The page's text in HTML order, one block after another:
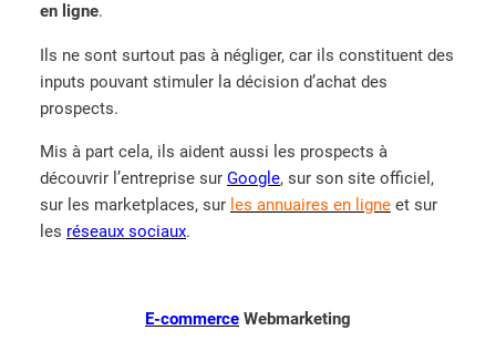
en ligne.
Ils ne sont surtout pas à négliger, car ils constituent des
inputs pouvant stimuler la décision d’achat des
prospects.
Mis à part cela, ils aident aussi les prospects à
découvrir l’entreprise sur Google, sur son site officiel,
sur les marketplaces, sur les annuaires en ligne et sur
les réseaux sociaux.
E-commerce Webmarketing